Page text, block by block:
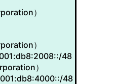
）
）
48
）
48